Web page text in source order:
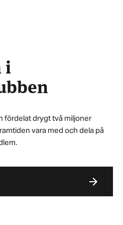
i
fördelat drygt två miljoner
vara med och dela på